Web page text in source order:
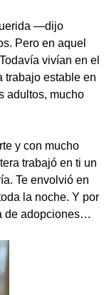
—dijo
Pero en aquel
vivían en el
trabajo estable en
adultos, mucho
y con mucho
trabajó en ti un
Te envolvió en
la noche. Y por
de adopciones…